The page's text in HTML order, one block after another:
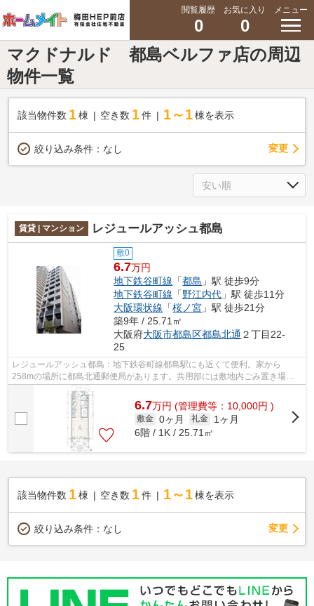
閲覧履歴
0
お気に入り
0
メニュー
マクドナルド 都島ベルファ店の周辺
物件一覧
該当物件数 1棟 空き数 1 件 1～1 棟を表示
絞り込み条件： なし 変更
賃貸 | マンション レジュールアッシュ都島
敷0
6.7万円
地下鉄谷町線 「都島 」駅 徒歩9分
地下鉄谷町線 「野江内代 」駅 徒歩11分
大阪環状線 「桜ノ宮 」駅 徒歩21分
築9年 / 25.71㎡
大阪府大阪市都島区都島北通 ２丁目22-
25
レジュールアッシュ都島：地下鉄谷町線都島駅にも近くて便利。家から
258mの場所に都島北通郵便局があります。共用部には敷地内ごみ置き場・
エレベータなど様々な設備やサービスが揃っ...
6.7万円 (管理費等：10,000円 )
敷金 0ヶ月 礼金
1ヶ月
6階 / 1K / 25.71㎡
該当物件数 1棟 空き数 1 件 1～1 棟を表示
絞り込み条件： なし 変更